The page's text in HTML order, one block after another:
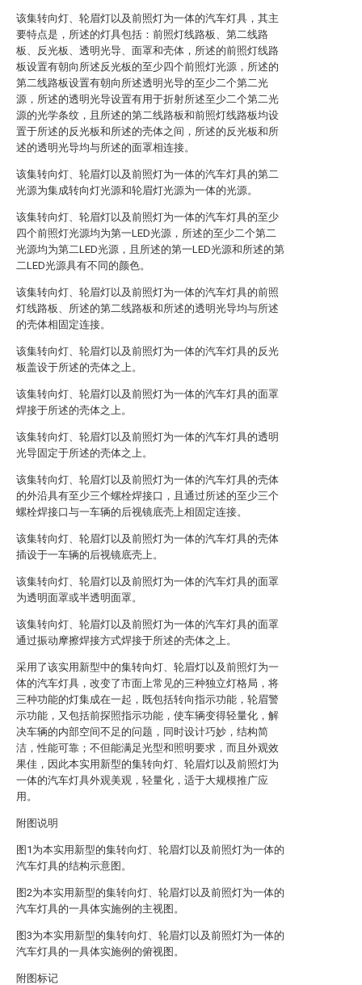
该集转向灯、轮眉灯以及前照灯为一体的汽车灯具，其主
要特点是，所述的灯具包括：前照灯线路板、第二线路
板、反光板、透明光导、面罩和壳体，所述的前照灯线路
板设置有朝向所述反光板的至少四个前照灯光源，所述的
第二线路板设置有朝向所述透明光导的至少二个第二光
源，所述的透明光导设置有用于折射所述至少二个第二光
源的光学条纹，且所述的第二线路板和前照灯线路板均设
置于所述的反光板和所述的壳体之间，所述的反光板和所
述的透明光导均与所述的面罩相连接。
该集转向灯、轮眉灯以及前照灯为一体的汽车灯具的第二
光源为集成转向灯光源和轮眉灯光源为一体的光源。
该集转向灯、轮眉灯以及前照灯为一体的汽车灯具的至少
四个前照灯光源均为第一LED光源，所述的至少二个第二
光源均为第二LED光源，且所述的第一LED光源和所述的第
二LED光源具有不同的颜色。
该集转向灯、轮眉灯以及前照灯为一体的汽车灯具的前照
灯线路板、所述的第二线路板和所述的透明光导均与所述
的壳体相固定连接。
该集转向灯、轮眉灯以及前照灯为一体的汽车灯具的反光
板盖设于所述的壳体之上。
该集转向灯、轮眉灯以及前照灯为一体的汽车灯具的面罩
焊接于所述的壳体之上。
该集转向灯、轮眉灯以及前照灯为一体的汽车灯具的透明
光导固定于所述的壳体之上。
该集转向灯、轮眉灯以及前照灯为一体的汽车灯具的壳体
的外沿具有至少三个螺栓焊接口，且通过所述的至少三个
螺栓焊接口与一车辆的后视镜底壳上相固定连接。
该集转向灯、轮眉灯以及前照灯为一体的汽车灯具的壳体
插设于一车辆的后视镜底壳上。
该集转向灯、轮眉灯以及前照灯为一体的汽车灯具的面罩
为透明面罩或半透明面罩。
该集转向灯、轮眉灯以及前照灯为一体的汽车灯具的面罩
通过振动摩擦焊接方式焊接于所述的壳体之上。
采用了该实用新型中的集转向灯、轮眉灯以及前照灯为一
体的汽车灯具，改变了市面上常见的三种独立灯格局，将
三种功能的灯集成在一起，既包括转向指示功能，轮眉警
示功能，又包括前探照指示功能，使车辆变得轻量化，解
决车辆的内部空间不足的问题，同时设计巧妙，结构简
洁，性能可靠；不但能满足光型和照明要求，而且外观效
果佳，因此本实用新型的集转向灯、轮眉灯以及前照灯为
一体的汽车灯具外观美观，轻量化，适于大规模推广应
用。
附图说明
图1为本实用新型的集转向灯、轮眉灯以及前照灯为一体的
汽车灯具的结构示意图。
图2为本实用新型的集转向灯、轮眉灯以及前照灯为一体的
汽车灯具的一具体实施例的主视图。
图3为本实用新型的集转向灯、轮眉灯以及前照灯为一体的
汽车灯具的一具体实施例的俯视图。
附图标记